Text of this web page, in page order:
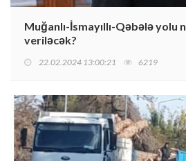
Muğanlı-İsmayıllı-Qəbələ
veriləcək?
22.02.2024 13:00:21 6219